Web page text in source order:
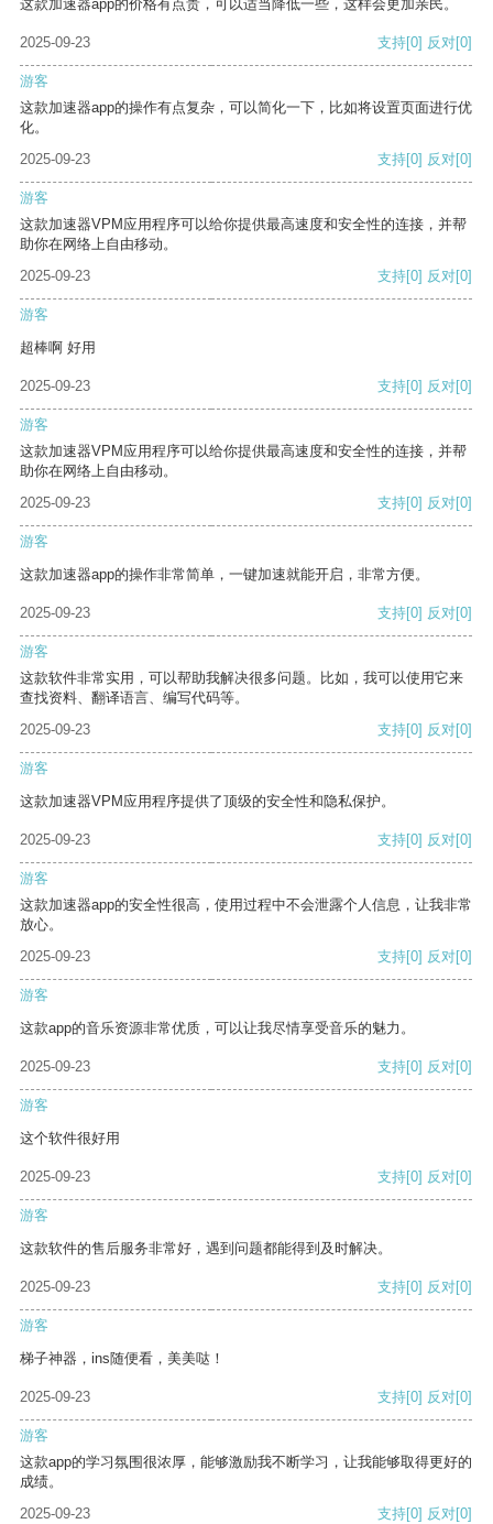
这款加速器app的价格有点贵，可以适当降低一些，这样会更加亲民。
2025-09-23 支持[0] 反对[0]
游客
这款加速器app的操作有点复杂，可以简化一下，比如将设置页面进行优
化。
2025-09-23
支持[0] 反对[0]
游客
这款加速器VPM应用程序可以给你提供最高速度和安全性的连接，并帮
助你在网络上自由移动。
2025-09-23
支持[0] 反对[0]
游客
超棒啊 好用
2025-09-23 支持[0] 反对[0]
游客
这款加速器VPM应用程序可以给你提供最高速度和安全性的连接，并帮
助你在网络上自由移动。
2025-09-23
支持[0] 反对[0]
游客
这款加速器app的操作非常简单，一键加速就能开启，非常方便。
2025-09-23 支持[0] 反对[0]
游客
这款软件非常实用，可以帮助我解决很多问题。比如，我可以使用它来
查找资料、翻译语言、编写代码等。
2025-09-23
支持[0] 反对[0]
游客
这款加速器VPM应用程序提供了顶级的安全性和隐私保护。
2025-09-23 支持[0] 反对[0]
游客
这款加速器app的安全性很高，使用过程中不会泄露个人信息，让我非常
放心。
2025-09-23
支持[0] 反对[0]
游客
这款app的音乐资源非常优质，可以让我尽情享受音乐的魅力。
2025-09-23 支持[0] 反对[0]
游客
这个软件很好用
2025-09-23 支持[0] 反对[0]
游客
这款软件的售后服务非常好，遇到问题都能得到及时解决。
2025-09-23 支持[0] 反对[0]
游客
梯子神器，ins随便看，美美哒！
2025-09-23 支持[0] 反对[0]
游客
这款app的学习氛围很浓厚，能够激励我不断学习，让我能够取得更好的
成绩。
2025-09-23
支持[0] 反对[0]